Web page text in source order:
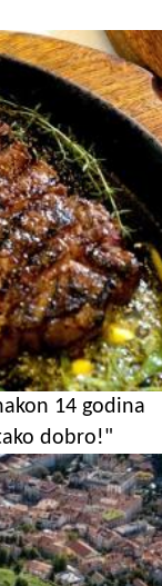
14 godina
dobro!"